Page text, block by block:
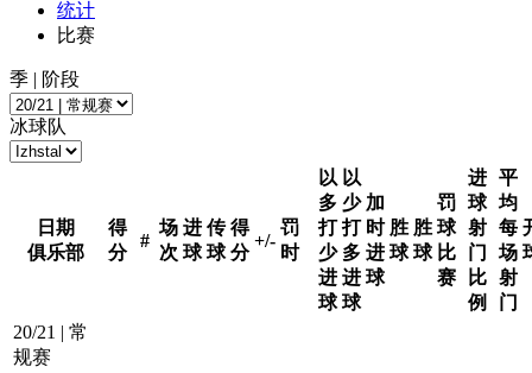
统计
比赛
季 | 阶段
冰球队
日期
俱乐部
得
分
#
场
次
进
球
传
球
得
分
+/-
罚
时
以
多
打
少
进
球
以
少
打
多
进
球
加
时
进
球
胜
球
胜
球
罚
球
比
赛
进
球
射
门
比
例
平
均
每
场
射
门
20/21 | 常
规赛